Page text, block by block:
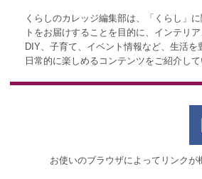
くらしのカレッジ編集部は、「くらし」
トをお届けすることを目的に、インテリア
DIY、子育て、イベント情報など、生活を
日常的に楽しめるコンテンツをご紹介して
お使いのブラウザによってリンクが